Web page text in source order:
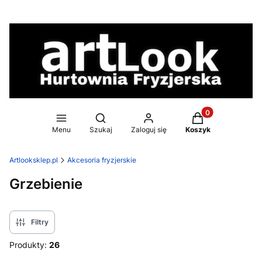
Menu
Otwórz wyszukiwarkę
Szukaj Zaloguj się
Produkty w
Koszyk
Artlooksklep.pl Akcesoria fryzjerskie
Grzebienie
Filtry
Produkty: 26